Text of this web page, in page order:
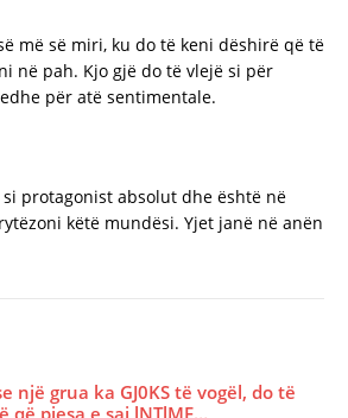
më së miri, ku do të keni dëshirë që të
në pah. Kjo gjë do të vlejë si për
për atë sentimentale.
protagonist absolut dhe është në
këtë mundësi. Yjet janë në anën
një grua ka GJ0KS të vogël, do të